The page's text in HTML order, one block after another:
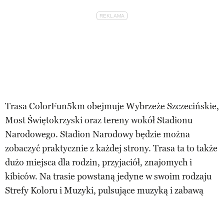
Trasa ColorFun5km obejmuje Wybrzeże Szczecińskie,
Most Świętokrzyski oraz tereny wokół Stadionu
Narodowego. Stadion Narodowy będzie można
zobaczyć praktycznie z każdej strony. Trasa ta to także
dużo miejsca dla rodzin, przyjaciół, znajomych i
kibiców. Na trasie powstaną jedyne w swoim rodzaju
Strefy Koloru i Muzyki, pulsujące muzyką i zabawą